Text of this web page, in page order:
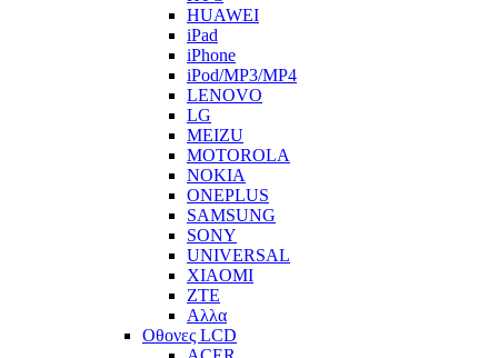
HUAWEI
iPad
iPhone
iPod/MP3/MP4
LENOVO
LG
MEIZU
MOTOROLA
NOKIA
ONEPLUS
SAMSUNG
SONY
UNIVERSAL
XIAOMI
ZTE
Αλλα
Οθονες LCD